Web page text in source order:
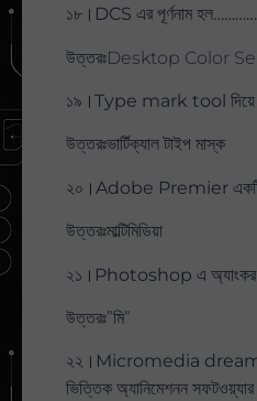
১৮।DCS এর পূর্ণনাম
উত্তরঃDesktop Color
১৯।Type mark tool দিয়ে
উত্তরঃভার্টিক্যাল টাইপ মাস্ক
২০।Adobe Premier
উত্তরঃমাল্টিমিডিয়া
২১।Photoshop এ অ্যাংকর
উত্তরঃ”মি”
২২।Micromedia
ভিত্তিক অ্যানিমেশনন